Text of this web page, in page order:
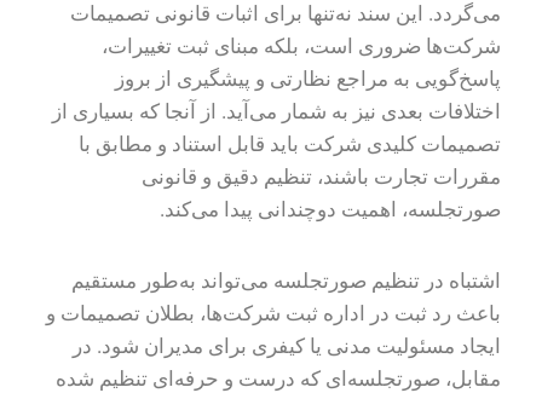
می‌گردد. این سند نه‌تنها برای اثبات قانونی تصمیمات
شرکت‌ها ضروری است، بلکه مبنای ثبت تغییرات،
پاسخ‌گویی به مراجع نظارتی و پیشگیری از بروز
اختلافات بعدی نیز به شمار می‌آید. از آنجا که بسیاری از
تصمیمات کلیدی شرکت باید قابل استناد و مطابق با
مقررات تجارت باشند، تنظیم دقیق و قانونی
صورتجلسه، اهمیت دوچندانی پیدا می‌کند.
اشتباه در تنظیم صورتجلسه می‌تواند به‌طور مستقیم
باعث رد ثبت در اداره ثبت شرکت‌ها، بطلان تصمیمات و
ایجاد مسئولیت مدنی یا کیفری برای مدیران شود. در
مقابل، صورتجلسه‌ای که درست و حرفه‌ای تنظیم شده